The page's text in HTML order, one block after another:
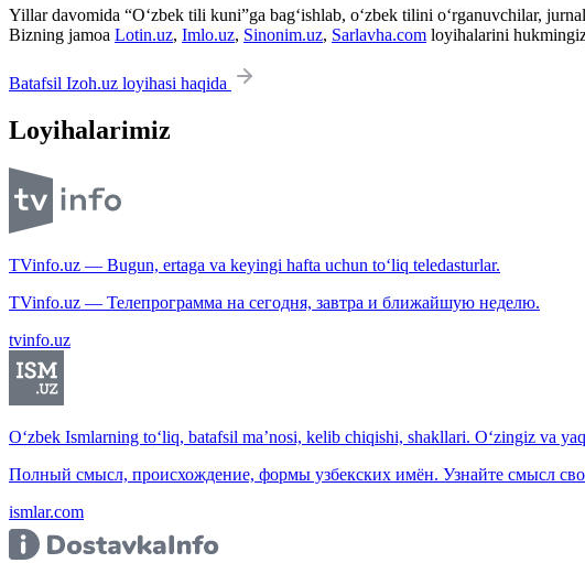
Yillar davomida “O‘zbek tili kuni”ga bag‘ishlab, o‘zbek tilini o‘rganuvchilar,
Bizning jamoa Lotin.uz, Imlo.uz, Sinonim.uz, Sarlavha.com loyihalarini
Batafsil Izoh.uz loyihasi haqida
Loyihalarimiz
TVinfo.uz — Bugun, ertaga va keyingi hafta uchun to‘liq teledasturlar.
TVinfo.uz — Телепрограмма на сегодня, завтра и ближайшую неделю.
tvinfo.uz
O‘zbek Ismlarning to‘liq, batafsil ma’nosi, kelib chiqishi, shakllari. O‘zingiz va
Полный смысл, происхождение, формы узбекских имён. Узнайте смысл
ismlar.com